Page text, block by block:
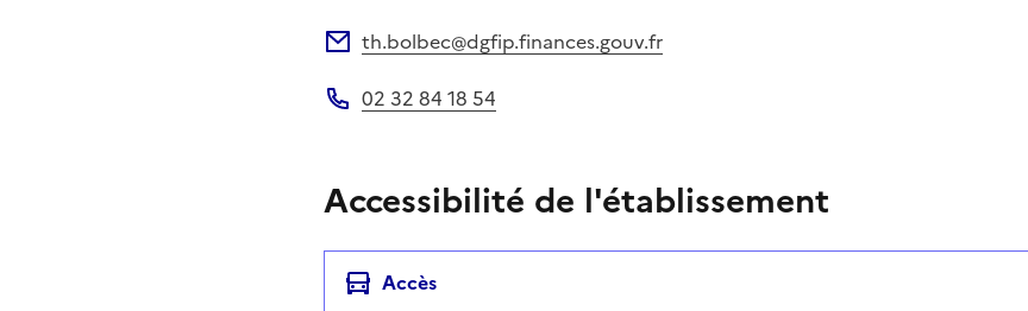
th.bolbec@dgfip.finances.gouv.fr
02 32 84 18 54
Accessibilité de l'établissement
Accès